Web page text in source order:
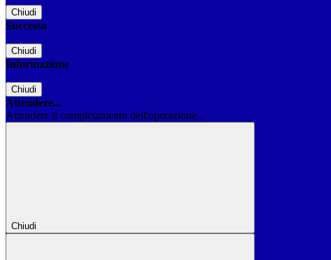
Chiudi
Successo
Chiudi
Informazione
Chiudi
Attendere...
Attendere il completamento dell'operazione...
Chiudi